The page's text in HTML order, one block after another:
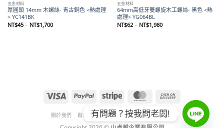
五金材料
厚圓頭 14mm 木螺絲- 青古銅色 <熱處理
> YC141BK
NT$45 – NT$1,700價
格
五金材料
64mm高低牙雙螺旋木工螺絲- 黑色 <熱
處理> YG064BL
NT$62 – NT$1,980價
格
Visa PayPal Stripe MasterCard
On
Delivery
關於我們 聯絡我們 退款和退貨政策 隱私權政策
有問題？按我問老闆!